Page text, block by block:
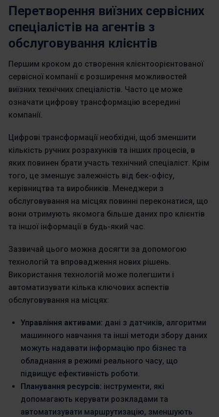
Перетворення виїзних сервісних
спеціалістів на агентів з
обслуговування клієнтів
Першим кроком до створення клієнтоорієнтованої
сервісної компанії є розширення можливостей
виїзних технічних спеціалістів. Часто це може
означати цифрову трансформацію всередині
компанії.
Цифрові трансформації необхідні, щоб зменшити
кількість ручних розрахунків та інших процесів, в
яких повинен брати участь технічний спеціаліст. Крім
того, це зменшує залежність від бек-офісу,
керівництва та виробників. Менеджери з
обслуговування на місцях повинні переконатися, що
вони отримують якомога більше даних про клієнтів
та іншої інформації в будь-який час.
Зазвичай цього можна досягти за допомогою
технологій та впровадження нових рішень.
Використання технологій може полегшити і
автоматизувати кілька ключових аспектів
обслуговування на місцях:
Управління активами: дані з датчиків, алгоритми
машинного навчання та інші методи збору даних
можуть надавати інформацію про бізнес та
обладнання в режимі реального часу, що
підвищує ефективність роботи.
Планування ресурсів: інструменти, які
допомагають керувати розкладами та
автоматизувати маршрутизацію, зменшують